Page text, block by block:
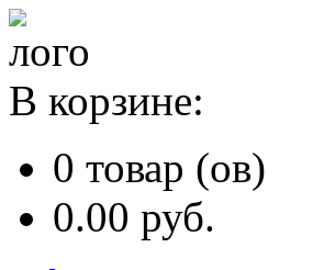
В корзине:
0 товар (ов)
0.00 руб.